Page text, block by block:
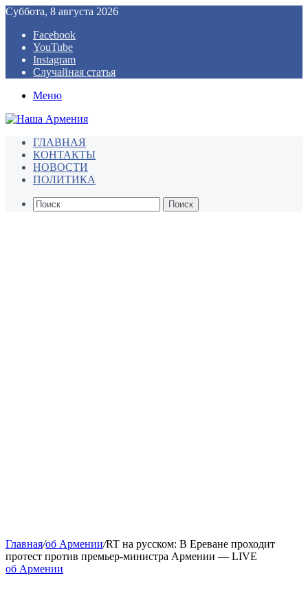
Суббота, 8 августа 2026
Facebook
YouTube
Instagram
Случайная статья
Меню
ГЛАВНАЯ
КОНТАКТЫ
НОВОСТИ
ПОЛИТИКА
Поиск
Главная/об Армении/RT на русском: В Ереване проходит
протест против премьер-министра Армении — LIVE
об Армении